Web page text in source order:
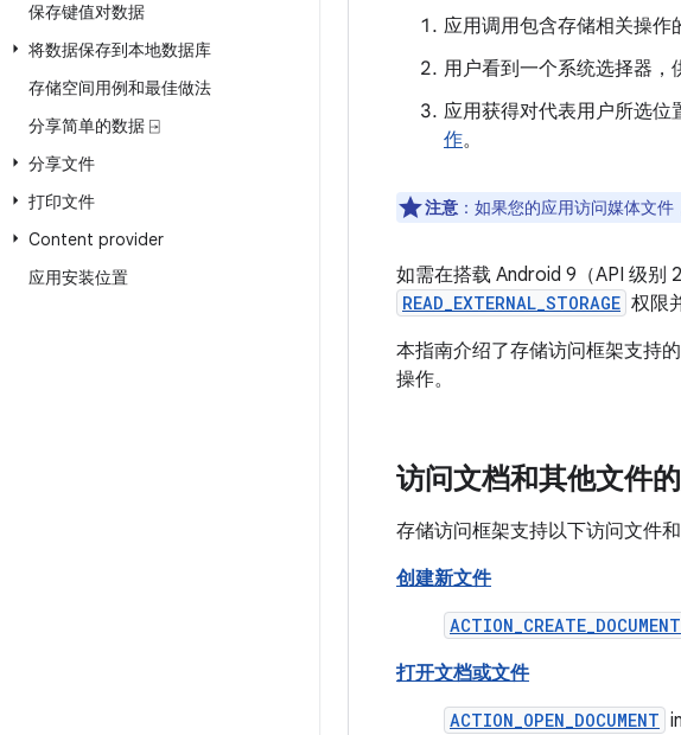
保存键值对数据
将数据保存到本地数据库
存储空间用例和最佳做法
分享简单的数据 ⍈
分享文件
打印文件
Content provider
应用安装位置
应用调用包含存储相关操
用户看到一个系统选择器，
应用获得对代表用户所选位
作。
注意 ： 如果您的应用访问媒体文件
如需在搭载 Android 9（API 级别
READ_EXTERNAL_STORAGE 权限
本指南介绍了存储访问框架支持
操作。
访问文档和其他文件
存储访问框架支持以下访问文件和
创建新文件
ACTION_CREATE_DOCUMENT
打开文档或文件
ACTION_OPEN_DOCUMENT